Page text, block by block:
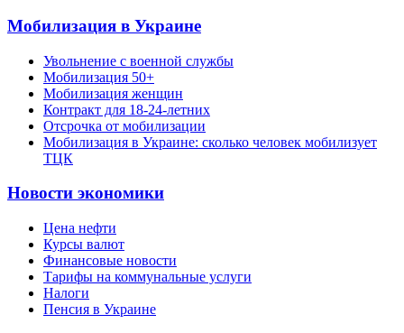
Мобилизация в Украине
Увольнение с военной службы
Мобилизация 50+
Мобилизация женщин
Контракт для 18-24-летних
Отсрочка от мобилизации
Мобилизация в Украине: сколько человек мобилизует
ТЦК
Новости экономики
Цена нефти
Курсы валют
Финансовые новости
Тарифы на коммунальные услуги
Налоги
Пенсия в Украине